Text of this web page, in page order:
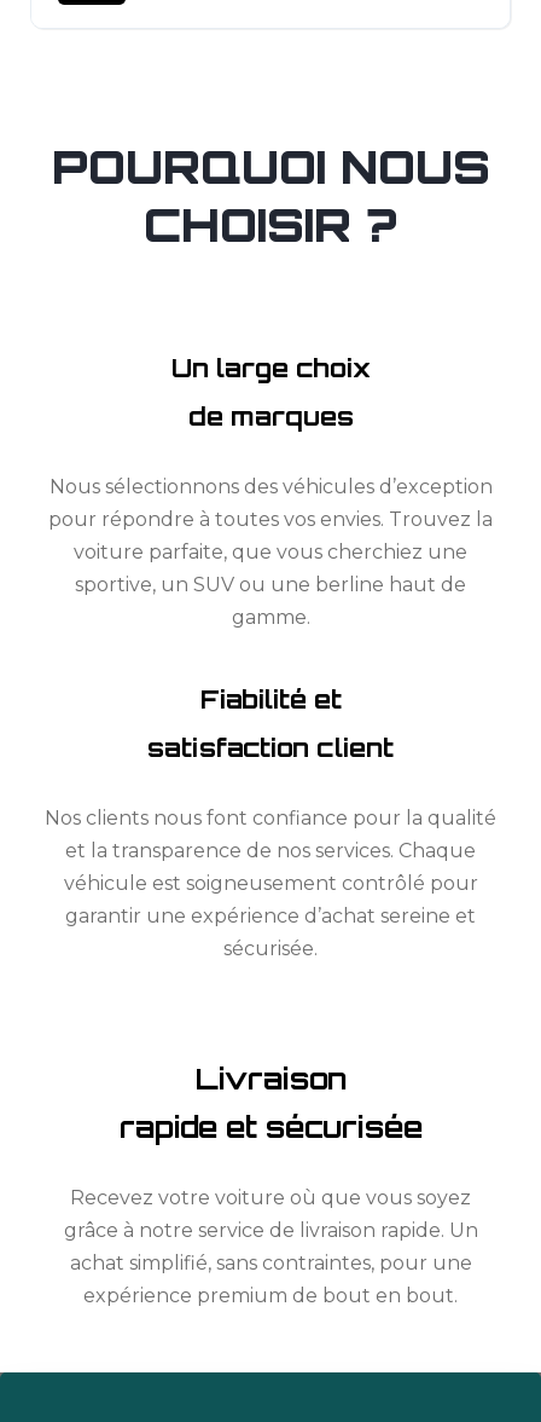
POURQUOI NOUS
CHOISIR ?
Un large choix
de marques
Nous sélectionnons des véhicules d’exception
pour répondre à toutes vos envies. Trouvez la
voiture parfaite, que vous cherchiez une
sportive, un SUV ou une berline haut de
gamme.
Fiabilité et
satisfaction client
Nos clients nous font confiance pour la qualité
et la transparence de nos services. Chaque
véhicule est soigneusement contrôlé pour
garantir une expérience d’achat sereine et
sécurisée.
Livraison
rapide et sécurisée
Recevez votre voiture où que vous soyez
grâce à notre service de livraison rapide. Un
achat simplifié, sans contraintes, pour une
expérience premium de bout en bout.